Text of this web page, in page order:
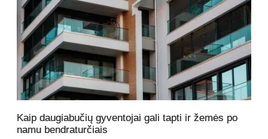
Kaip daugiabučių gyventojai gali tapti ir žemės po
namu bendraturčiais